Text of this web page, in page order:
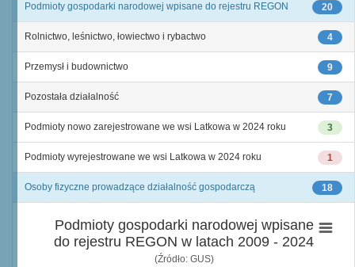
20
Podmioty gospodarki narodowej wpisane do rejestru REGON
4
Rolnictwo, leśnictwo, łowiectwo i rybactwo
9
Przemysł i budownictwo
7
Pozostała działalność
3
Podmioty nowo zarejestrowane we wsi Latkowa w 2024 roku
1
Podmioty wyrejestrowane we wsi Latkowa w 2024 roku
18
Osoby fizyczne prowadzące działalność gospodarczą
Podmioty gospodarki narodowej wpisane
do rejestru REGON w latach 2009 - 2024
(Źródło: GUS)